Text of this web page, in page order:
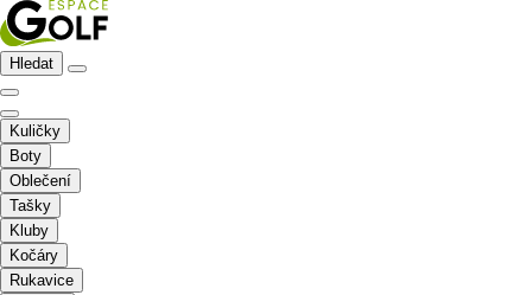
Hledat
Kuličky
Boty
Oblečení
Tašky
Kluby
Kočáry
Rukavice